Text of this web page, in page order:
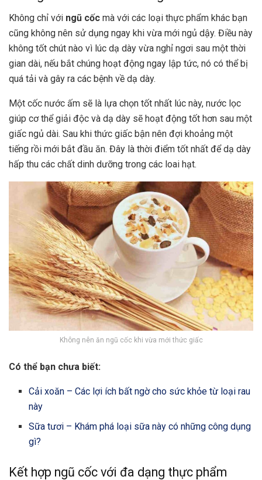
Không chỉ với ngũ cốc mà với các loại thực phẩm khác bạn
cũng không nên sử dụng ngay khi vừa mới ngủ dậy. Điều này
không tốt chút nào vì lúc dạ dày vừa nghỉ ngơi sau một thời
gian dài, nếu bắt chúng hoạt động ngay lập tức, nó có thể bị
quá tải và gây ra các bệnh về dạ dày.
Một cốc nước ấm sẽ là lựa chọn tốt nhất lúc này, nước lọc
giúp cơ thể giải độc và dạ dày sẽ hoạt động tốt hơn sau một
giấc ngủ dài. Sau khi thức giấc bận nên đợi khoảng một
tiếng rồi mới bắt đầu ăn. Đây là thời điểm tốt nhất để dạ dày
hấp thu các chất dinh dưỡng trong các loai hạt.
Không nên ăn ngũ cốc khi vừa mới thức giấc
Có thể bạn chưa biết:
Cải xoăn – Các lợi ích bất ngờ cho sức khỏe từ loại rau
này
Sữa tươi – Khám phá loại sữa này có những công dụng
gì?
Kết hợp ngũ cốc với đa dạng thực phẩm